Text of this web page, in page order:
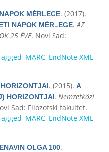
MÉRLEGE. (2017).
NAPOK MÉRLEGE. AZ
25 ÉVE. Novi Sad:
MARC EndNote XML
. (2015). A
HORIZONTJAI. Nemzetközi
Sad: Filozofski fakultet.
MARC EndNote XML
OLGA 100.